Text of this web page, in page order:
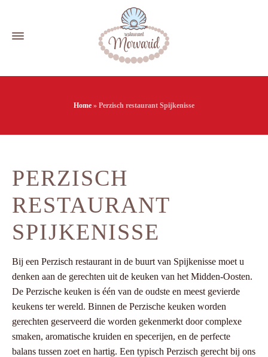
Home » Perzisch restaurant Spijkenisse
PERZISCH
RESTAURANT
SPIJKENISSE
Bij een Perzisch restaurant in de buurt van Spijkenisse moet u
denken aan de gerechten uit de keuken van het Midden-Oosten.
De Perzische keuken is één van de oudste en meest gevierde
keukens ter wereld. Binnen de Perzische keuken worden
gerechten geserveerd die worden gekenmerkt door complexe
smaken, aromatische kruiden en specerijen, en de perfecte
balans tussen zoet en hartig. Een typisch Perzisch gerecht bij ons